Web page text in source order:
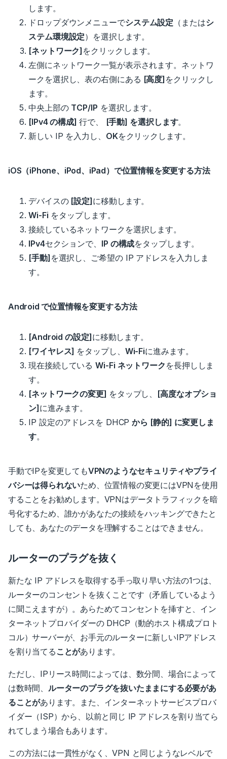
します。
ドロップダウンメニューでシステム設定 （またはシ
ステム環境設定）を選択します。
[ネットワーク] をクリックします。
左側にネットワーク一覧が表示されます。ネットワ
ークを選択し、表の右側にある [高度] をクリックし
ます。
中央上部の TCP/IP を選択します。
[IPv4 の構成] 行で、 [手動] を選択します。
新しい IP を入力し、 OKをクリックします。
iOS（iPhone、iPod、iPad）で位置情報を変更する方法
デバイスの[設定]に移動します。
Wi-Fi をタップします。
接続しているネットワークを選択します。
IPv4セクションで、 IP の構成をタップします。
[手動] を選択し、ご希望の IP アドレスを入力しま
す。
Android で位置情報を変更する方法
[Android の設定]に移動します。
[ワイヤレス] をタップし、 Wi-Fiに進みます。
現在接続しているWi-Fi ネットワーク を長押ししま
す。
[ネットワークの変更] をタップし、 [高度なオプショ
ン]に進みます。
IP 設定のアドレスを DHCPから [静的] に変更しま
す。
手動でIPを変更してもVPNのようなセキュリティやプライ
バシーは得られないため、位置情報の変更にはVPNを使用
することをお勧めします。 VPNはデータトラフィックを暗
号化するため、誰かがあなたの接続をハッキングできたと
しても、あなたのデータを理解することはできません。
ルーターのプラグを抜く
新たな IP アドレスを取得する手っ取り早い方法の1つは、
ルーターのコンセントを抜くことです（矛盾しているよう
に聞こえますが）。 あらためてコンセントを挿すと、イン
ターネットプロバイダーの DHCP（動的ホスト構成プロト
コル）サーバーが、お手元のルーターに新しいIPアドレス
を割り当てる ことがあります。
ただし、IPリース時間によっては、数分間、場合によって
は数時間、 ルーターのプラグを抜いたままにする必要があ
ることがあります。
また、インターネットサービスプロバ
イダー（ISP）から、以前と同じ IP アドレスを割り当てら
れてしまう場合もあります。
この方法には一貫性がなく、VPN と同じようなレベルで